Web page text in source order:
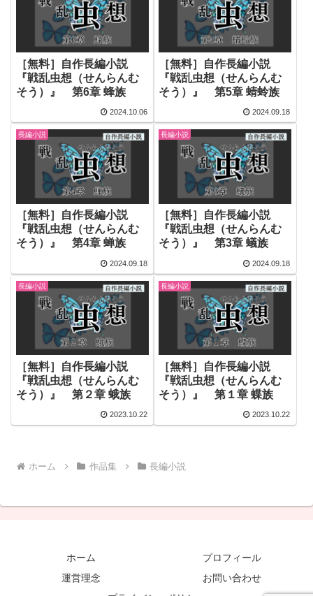
［無料］自作長編小説
『戦乱虫想（せんらんむ
そう）』 第6章 蜂族
2024.10.06
［無料］自作長編小説
『戦乱虫想（せんらんむ
そう）』 第5章 蜻蛉族
2024.09.18
長編小説
［無料］自作長編小説
『戦乱虫想（せんらんむ
そう）』 第4章 蝉族
2024.09.18
長編小説
［無料］自作長編小説
『戦乱虫想（せんらんむ
そう）』 第3章 蟻族
2024.09.18
長編小説
［無料］自作長編小説
『戦乱虫想（せんらんむ
そう）』 第２章 蛾族
2023.10.22
長編小説
［無料］自作長編小説
『戦乱虫想（せんらんむ
そう）』 第１章 蝶族
2023.10.22
ホーム 作品集 長編小説
ホーム
プロフィール
運営理念
お問い合わせ